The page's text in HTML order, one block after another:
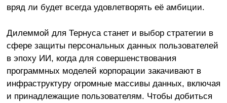
вряд ли будет всегда удовлетворять её амбиции.
Дилеммой для Тернуса станет и выбор стратегии в
сфере защиты персональных данных пользователей
в эпоху ИИ, когда для совершенствования
программных моделей корпорации закачивают в
инфраструктуру огромные массивы данных, включая
и принадлежащие пользователям. Чтобы добиться